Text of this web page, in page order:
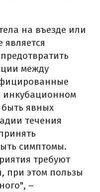
на въезде или
является
между
инкубационном
явных
течения
симптомы.
требуют
при этом пользы
–